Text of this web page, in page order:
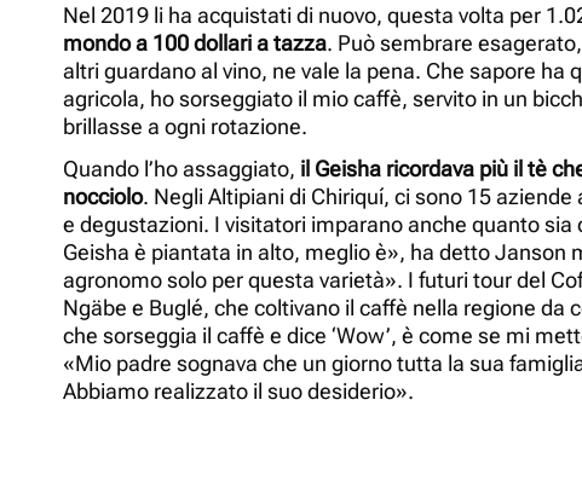
Nel 2019 li ha acquistati di nuovo, questa volta per
mondo a 100 dollari a tazza. Può sembrare
altri guardano al vino, ne vale la pena. Che sapore
agricola, ho sorseggiato il mio caffè, servito in un
brillasse a ogni rotazione.
Quando l’ho assaggiato, il Geisha ricordava più il tè
nocciolo. Negli Altipiani di Chiriquí, ci sono 15
e degustazioni. I visitatori imparano anche quanto
Geisha è piantata in alto, meglio è», ha detto
agronomo solo per questa varietà». I futuri tour del
Ngäbe e Buglé, che coltivano il caffè nella regione da
che sorseggia il caffè e dice ‘Wow’, è come se mi
«Mio padre sognava che un giorno tutta la sua
Abbiamo realizzato il suo desiderio».